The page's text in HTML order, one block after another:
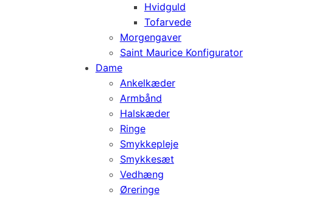
Hvidguld
Tofarvede
Morgengaver
Saint Maurice Konfigurator
Dame
Ankelkæder
Armbånd
Halskæder
Ringe
Smykkepleje
Smykkesæt
Vedhæng
Øreringe